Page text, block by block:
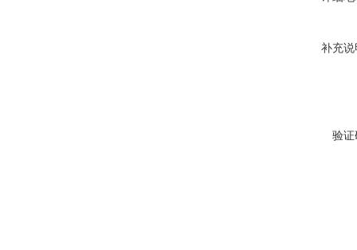
补充
验